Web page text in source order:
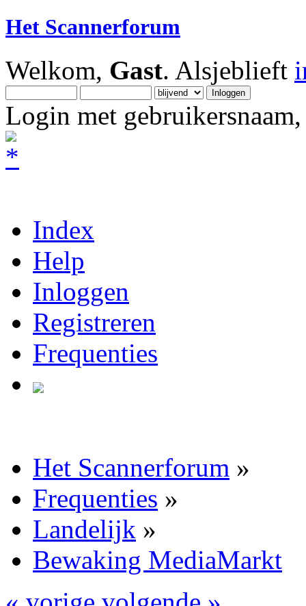
Het Scannerforum
Welkom, Gast. Alsjeblieft
Login met
Index
Help
Inloggen
Registreren
Frequenties
Het Scannerforum »
Frequenties »
Landelijk »
Bewaking MediaMarkt